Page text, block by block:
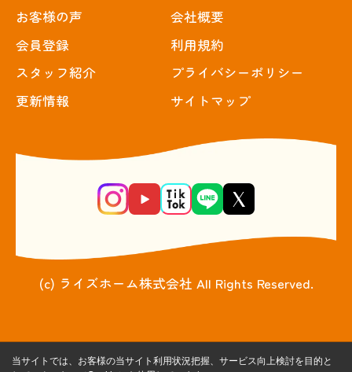
お客様の声
会員登録
スタッフ紹介
更新情報
会社概要
利用規約
プライバシーポリシー
サイトマップ
(c) ライズホーム株式会社 All Rights Reserved.
当サイトでは、お客様の当サイト利用状況把握、サービス向上検討を目的と